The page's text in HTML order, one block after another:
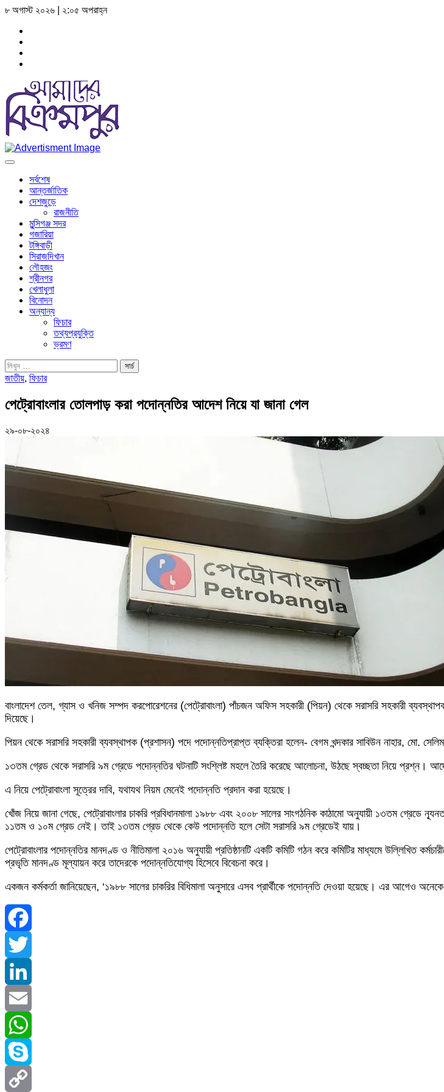
৮ অগাস্ট ২০২৬ | ২:০৫ অপরাহ্ন
সর্বশেষ
আন্তর্জাতিক
দেশজুড়ে
রাজনীতি
মুন্সিগঞ্জ সদর
গজারিয়া
টঙ্গিবাড়ী
সিরাজদিখান
লৌহজং
শ্রীনগর
খেলাধুলা
বিনোদন
অন্যান্য
ফিচার
তথ্যপ্রযুক্তি
ভ্রমণ
জাতীয়, ফিচার
পেট্রোবাংলার তোলপাড় করা পদোন্নতির আদেশ নিয়ে যা জানা গেল
২৯-০৮-২০২৪
বাংলাদেশ তেল, গ্যাস ও খনিজ সম্পদ করপোরেশনের (পেট্রোবাংলা) পাঁচজন অফিস সহকারী (পিয়ন) থেকে সরাসরি সহকারী
দিয়েছে।
পিয়ন থেকে সরাসরি সহকারী ব্যবস্থাপক (প্রশাসন) পদে পদোন্নতিপ্রাপ্ত ব্যক্তিরা হলেন- বেগম খন্দকার সাবিউন নাহার, মো.
১৩তম গ্রেড থেকে সরাসরি ৯ম গ্রেডে পদোন্নতির ঘটনাটি সংশ্লিষ্ট মহলে তৈরি করেছে আলোচনা, উঠছে স্বচ্ছতা নিয়ে প্রশ্ন।
এ নিয়ে পেট্রোবাংলা সূত্রের দাবি, যথাযথ নিয়ম মেনেই পদোন্নতি প্রদান করা হয়েছে।
খোঁজ নিয়ে জানা গেছে, পেট্রোবাংলার চাকরি প্রবিধানমালা ১৯৮৮ এবং ২০০৮ সালের সাংগঠনিক কাঠামো অনুযায়ী ১৩তম গ্রেডে
১১তম ও ১০ম গ্রেড নেই। তাই ১৩তম গ্রেড থেকে কেউ পদোন্নতি হলে সেটা সরাসরি ৯ম গ্রেডেই যায়।
পেট্রোবাংলার পদোন্নতির মানদণ্ড ও নীতিমালা ২০১৬ অনুযায়ী প্রতিষ্ঠানটি একটি কমিটি গঠন করে কমিটির মাধ্যমে উল্লিখিত
প্রভৃতি মানদণ্ড মূল্যায়ন করে তাদেরকে পদোন্নতিযোগ্য হিসেবে বিবেচনা করে।
একজন কর্মকর্তা জানিয়েছেন, ‘১৯৮৮ সালের চাকরির বিধিমালা অনুসারে এসব প্রার্থীকে পদোন্নতি দেওয়া হয়েছে। এর আগেও
Facebook
Twitter
LinkedIn
Email
WhatsApp
Skype